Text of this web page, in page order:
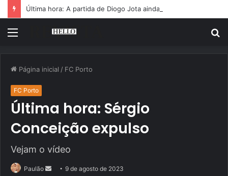
Menu
Página inicial / FC Porto
FC Porto
Última hora: Sérgio
Conceição expulso
Vejam o vídeo
Paulão
Mande9 de agosto de 2023